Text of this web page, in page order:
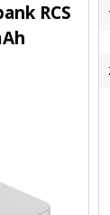
RCS